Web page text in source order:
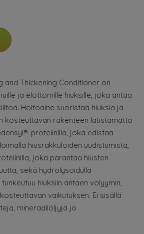
and Thickening Conditioner on
ja elottomille hiuksille, joka antaa
Hoitoaine suoristaa hiuksia ja
kosteuttavan rakenteen latistamatta
proteiinilla, joka edistää
hiusrakkuloiden uudistumista,
joka parantaa hiusten
sekä hydrolysoidulla
hiuksiin antaen volyymin,
vaikutuksen. Ei sisällä
mineraaliöljyjä ja